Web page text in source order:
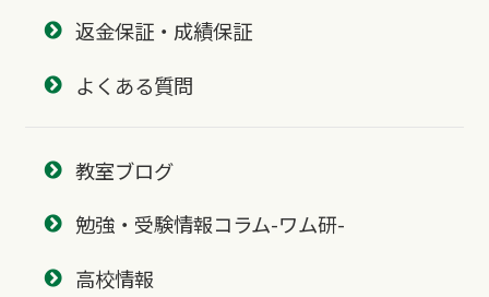
返金保証・成績保証
よくある質問
教室ブログ
勉強・受験情報コラム-ワム研-
高校情報